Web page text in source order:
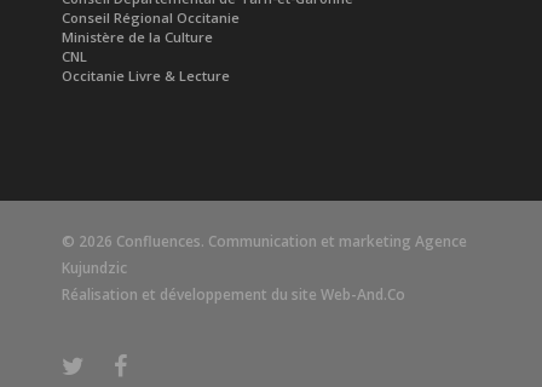
Conseil Régional Occitanie
Ministère de la Culture
CNL
Occitanie Livre & Lecture
© 2026 Confluences. Communication et marketing Agence
Kujundzic
Réalisation et développement du site Web-And.Co